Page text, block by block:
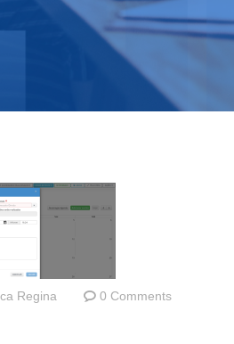
Regina 0 Comments